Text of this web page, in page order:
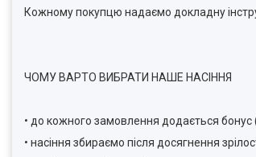
Кожному покупцю надаємо докладну
ЧОМУ ВАРТО ВИБРАТИ НАШЕ НАСІННЯ
• до кожного замовлення додається бонус
• насіння збираємо після досягнення